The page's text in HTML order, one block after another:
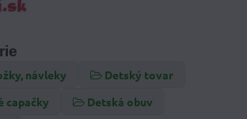
návleky
Detský tovar
capačky
Detská obuv